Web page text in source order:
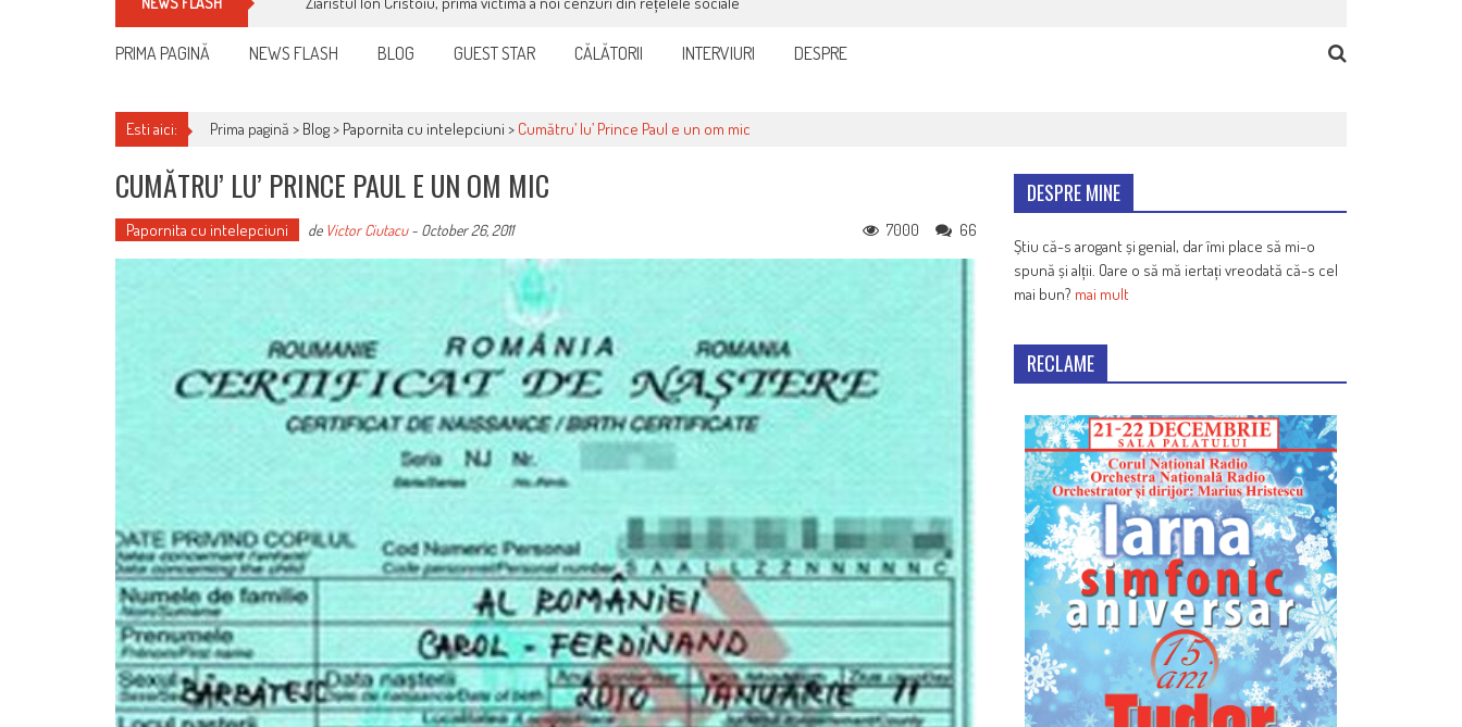
PRIMA PAGINĂ NEWS FLASH BLOG GUEST STAR CĂLĂTORII INTERVIURI DESPRE
Esti aici: Prima pagină > Blog> Papornita cu intelepciuni > Cumătru’ lu’ Prince Paul e un om mic
CUMĂTRU’ LU’ PRINCE PAUL E UN OM MIC
Papornita cu intelepciuni de Victor Ciutacu- October 26, 2011 66
7000
DESPRE MINE
Știu că-s arogant și genial, dar îmi place să mi-o
spună și alții. Oare o să mă iertați vreodată că-s cel
mai bun? mai mult
RECLAME